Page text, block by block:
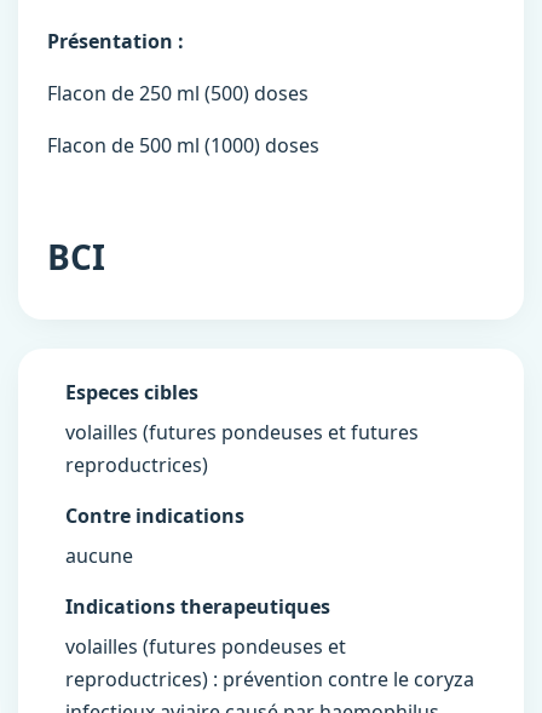
Présentation :
Flacon de 250 ml (500) doses
Flacon de 500 ml (1000) doses
BCI
Especes cibles
volailles (futures pondeuses et futures
reproductrices)
Contre indications
aucune
Indications therapeutiques
volailles (futures pondeuses et
reproductrices) : prévention contre le coryza